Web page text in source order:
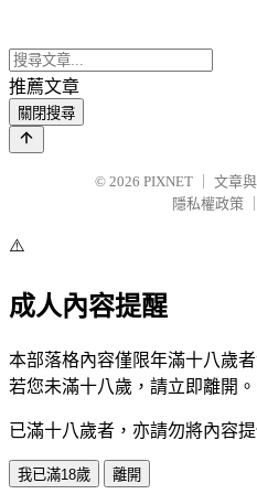
推薦文章
關閉搜尋
© 2026 PIXNET
文章
隱私權政策
⚠️
成人內容提醒
本部落格內容僅限年滿十八歲者
若您未滿十八歲，請立即離開。
已滿十八歲者，亦請勿將內容
我已滿18歲 離開